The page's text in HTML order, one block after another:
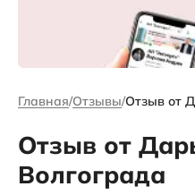
Главная Отзывы Отзыв от
Отзыв от
Волгограда